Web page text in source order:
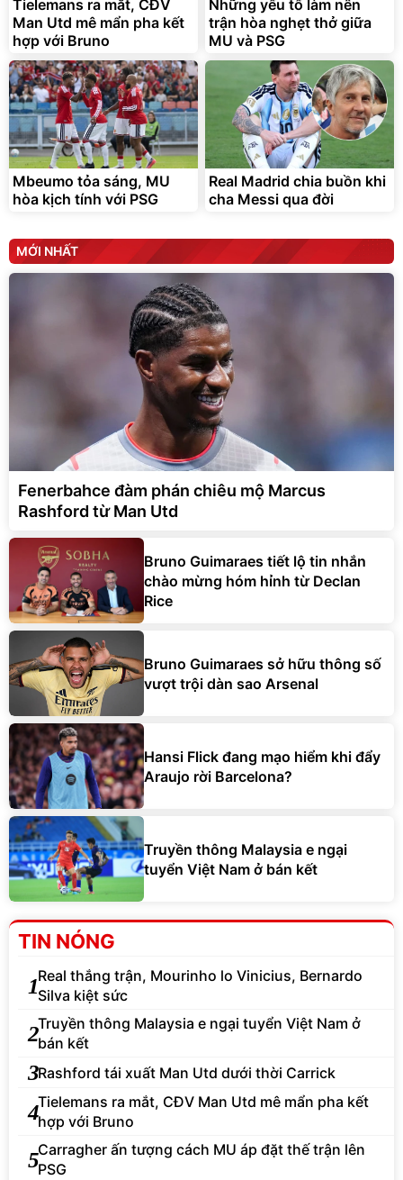
Tielemans ra mắt, CĐV
Man Utd mê mẩn pha kết
hợp với Bruno
Những yếu tố làm nên
trận hòa nghẹt thở giữa
MU và PSG
Mbeumo tỏa sáng, MU
hòa kịch tính với PSG
Real Madrid chia buồn khi
cha Messi qua đời
MỚI NHẤT
Fenerbahce đàm phán chiêu mộ Marcus
Rashford từ Man Utd
Bruno Guimaraes tiết lộ tin nhắn
chào mừng hóm hỉnh từ Declan
Rice
Bruno Guimaraes sở hữu thông số
vượt trội dàn sao Arsenal
Hansi Flick đang mạo hiểm khi đẩy
Araujo rời Barcelona?
Truyền thông Malaysia e ngại
tuyển Việt Nam ở bán kết
TIN NÓNG
1Real thắng trận, Mourinho lo Vinicius, Bernardo
Silva kiệt sức
2Truyền thông Malaysia e ngại tuyển Việt Nam ở
bán kết
3Rashford tái xuất Man Utd dưới thời Carrick
4Tielemans ra mắt, CĐV Man Utd mê mẩn pha kết
hợp với Bruno
5Carragher ấn tượng cách MU áp đặt thế trận lên
PSG